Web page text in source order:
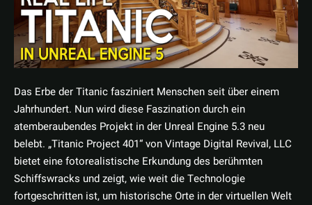
Das Erbe der Titanic fasziniert Menschen seit über einem
Jahrhundert. Nun wird diese Faszination durch ein
atemberaubendes Projekt in der Unreal Engine 5.3 neu
belebt. „Titanic Project 401“ von Vintage Digital Revival, LLC
bietet eine fotorealistische Erkundung des berühmten
Schiffswracks und zeigt, wie weit die Technologie
fortgeschritten ist, um historische Orte in der virtuellen Welt